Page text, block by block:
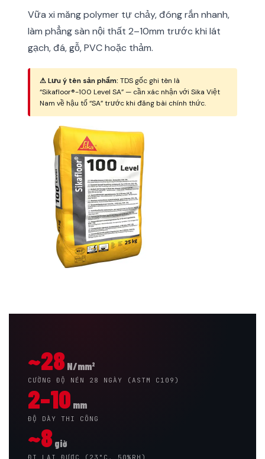
Vữa xi măng polymer tự chảy, đóng rắn nhanh,
làm phẳng sàn nội thất 2–10mm trước khi lát
gạch, đá, gỗ, PVC hoặc thảm.
⚠ Lưu ý tên sản phẩm: TDS gốc ghi tên là
“Sikafloor®-100 Level SA” — cần xác nhận với Sika Việt
Nam về hậu tố “SA” trước khi đăng bài chính thức.
~28 N/mm²
CƯỜNG ĐỘ NÉN 28 NGÀY (ASTM C109)
2–10 mm
ĐỘ DÀY THI CÔNG
~8 giờ
ĐI LẠI ĐƯỢC (23°C, 50%RH)